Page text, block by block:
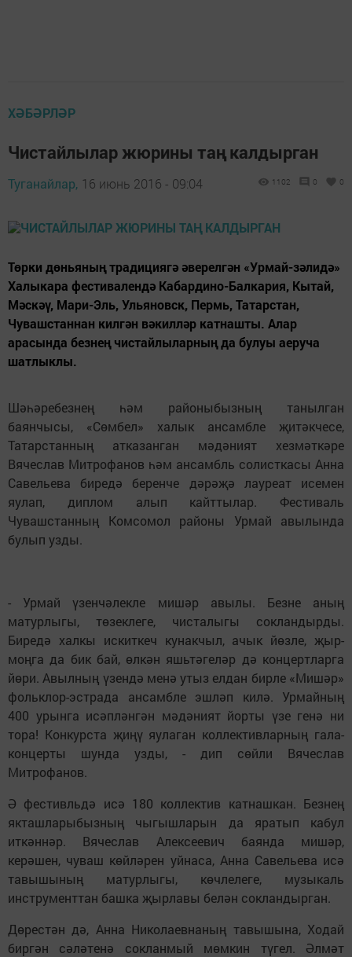
ХӘБӘРЛӘР
Чистайлылар жюрины таң калдырган
Туганайлар, 16 июнь 2016 - 09:04 1102 0 0
Төрки дөньяның традициягә әверелгән «Урмай-зәлидә»
Халыкара фестивалендә Кабардино-Балкария, Кытай,
Мәскәү, Мари-Эль, Ульяновск, Пермь, Татарстан,
Чувашстаннан килгән вәкилләр катнашты. Алар
арасында безнең чистайлыларның да булуы аеруча
шатлыклы.
Шәһәребезнең һәм районыбызның танылган
баянчысы, «Сөмбел» халык ансамбле җитәкчесе,
Татарстанның атказанган мәдәният хезмәткәре
Вячеслав Митрофанов һәм ансамбль солисткасы Анна
Савельева биредә беренче дәрәҗә лауреат исемен
яулап, диплом алып кайттылар. Фестиваль
Чувашстанның Комсомол районы Урмай авылында
булып узды.
- Урмай үзенчәлекле мишәр авылы. Безне аның
матурлыгы, төзеклеге, чис­талыгы сокландырды.
Биредә халкы искиткеч кунакчыл, ачык йөзле, җыр-
моңга да бик бай, өлкән яшьтәгеләр дә концертларга
йөри. Авылның үзендә менә утыз елдан бирле «Мишәр»
фольклор-эстрада ансамб­ле эшләп килә. Урмайның
400 урынга исәпләнгән мәдәният йорты үзе генә ни
тора! Конкурста җиңү яулаган коллективларның гала-
концерты шунда узды, - дип сөйли Вячеслав
Митрофанов.
Ә фестивльдә исә 180 кол­лектив катнашкан. Без­нең
якташларыбызның чыгыш­ларын да яратып кабул
иткәннәр. Вячеслав Алексеевич баянда мишәр,
керәшен, чуваш көйләрен уйнаса, Анна Савельева исә
тавышының матурлыгы, көчлелеге, музыкаль
инструменттан башка җырлавы белән сокландырган.
Дөрестән дә, Анна Николаевнаның тавышына, Ходай
биргән сәләтенә сокланмый мөмкин түгел. Әлмәт